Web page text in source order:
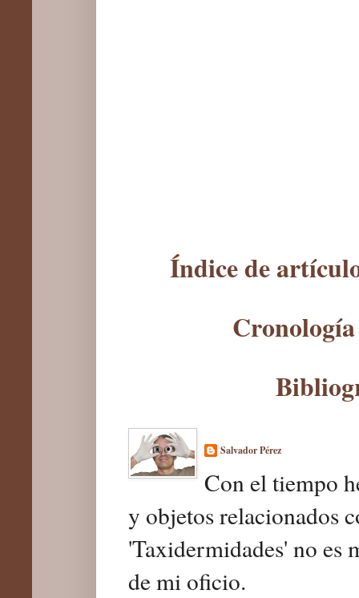
Índice de
Salvador Pérez
Con el tiempo
y objetos relacionados
'Taxidermidades' no es
de mi oficio.